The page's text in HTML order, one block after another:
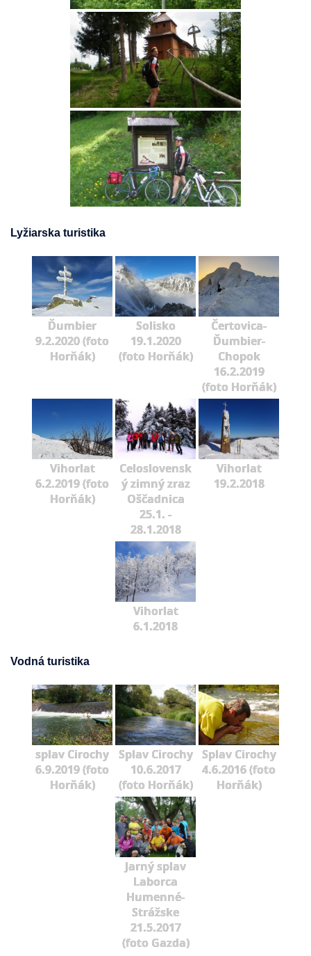
Lyžiarska turistika
Ďumbier
9.2.2020 (foto
Horňák)
Solisko
19.1.2020
(foto Horňák)
Čertovica-
Ďumbier-
Chopok
16.2.2019
(foto Horňák)
Vihorlat
6.2.2019 (foto
Horňák)
Celoslovensk
ý zimný zraz
Oščadnica
25.1. -
28.1.2018
Vihorlat
19.2.2018
Vihorlat
6.1.2018
Vodná turistika
splav Cirochy
6.9.2019 (foto
Horňák)
Splav Cirochy
10.6.2017
(foto Horňák)
Splav Cirochy
4.6.2016 (foto
Horňák)
Jarný splav
Laborca
Humenné-
Strážske
21.5.2017
(foto Gazda)